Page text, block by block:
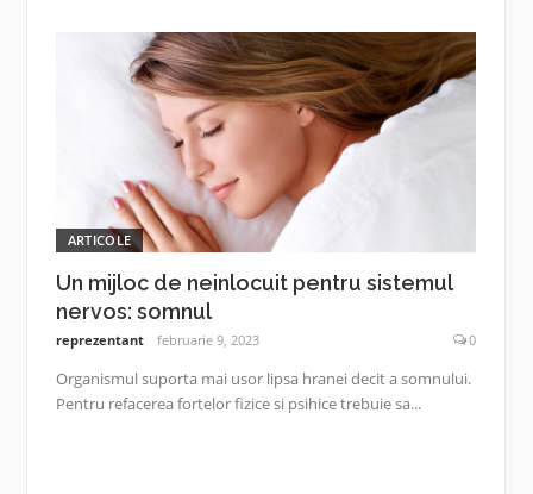
ARTICOLE
Un mijloc de neinlocuit pentru sistemul
nervos: somnul
reprezentant februarie 9, 2023 0
Organismul suporta mai usor lipsa hranei decit a somnului.
Pentru refacerea fortelor fizice si psihice trebuie sa...